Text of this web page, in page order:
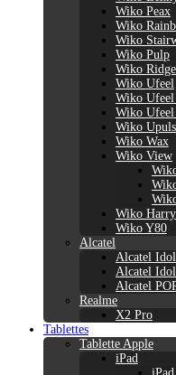
Wiko Peax
Wiko
Wiko
Wiko Pulp
Wiko
Wiko Ufeel
Wiko
Wiko
Wiko
Wiko Wax
Wiko View
Wiko Harry
Wiko Y80
Alcatel
Alcatel
Alcatel
Alcatel
Realme
X2 Pro
Tablettes
Tablette Apple
iPad